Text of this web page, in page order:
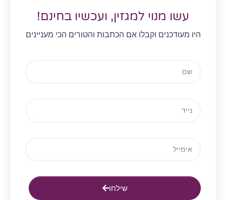
עשו מנוי למגזין, ועכשיו בחינם!
היו מעודכנים וקבלו אם הכתבות והטורים הכי מעניינים
שילחו